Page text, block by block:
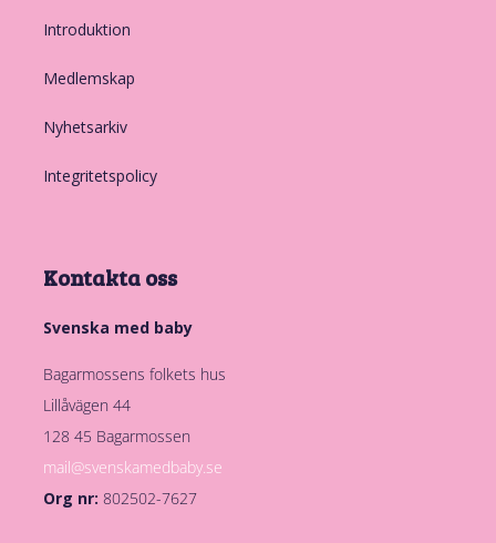
Introduktion
Medlemskap
Nyhetsarkiv
Integritetspolicy
Kontakta oss
Svenska med baby
Bagarmossens folkets hus
Lillåvägen 44
128 45 Bagarmossen
mail@svenskamedbaby.se
Org nr: 802502-7627